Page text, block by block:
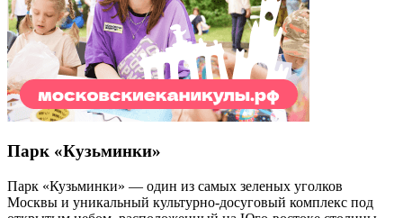
Парк «Кузьминки»
Парк «Кузьминки» — один из самых зеленых уголков
Москвы и уникальный культурно-досуговый комплекс под